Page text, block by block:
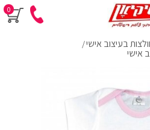
0
בעיצוב אישי/
אישי